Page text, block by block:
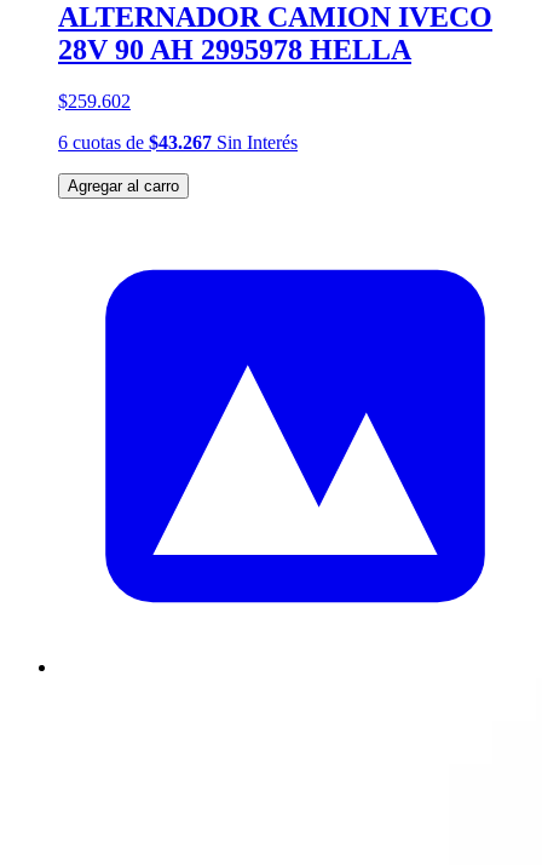
ALTERNADOR CAMION IVECO
28V 90 AH 2995978 HELLA
$259.602
6 cuotas de $43.267 Sin Interés
Agregar al carro